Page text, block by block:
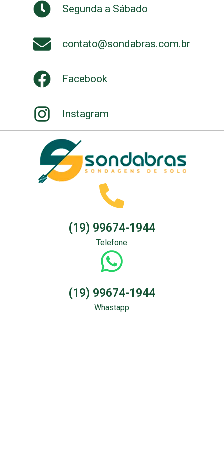
Segunda a Sábado
contato@sondabras.com.br
Facebook
Instagram
(19) 99674-1944
Telefone
(19) 99674-1944
Whastapp